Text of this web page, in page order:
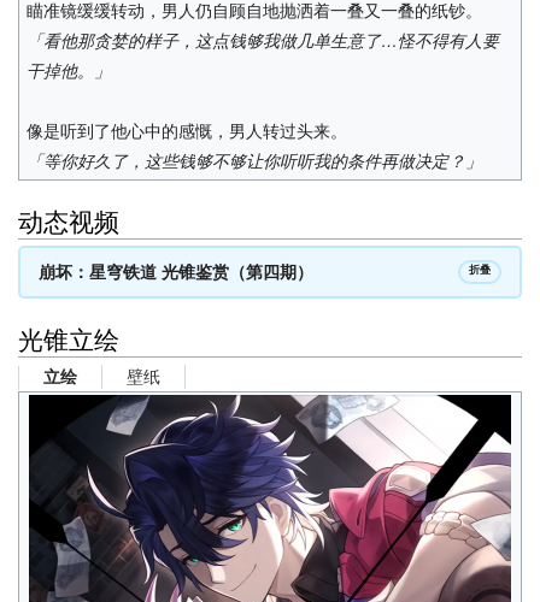
瞄准镜缓缓转动，男人仍自顾自地抛洒着一叠又一叠的纸钞。
「看他那贪婪的样子，这点钱够我做几单生意了…怪不得有人要
干掉他。」
像是听到了他心中的感慨，男人转过头来。
「等你好久了，这些钱够不够让你听听我的条件再做决定？」
动态视频
崩坏：星穹铁道 光锥鉴赏（第四期） 折叠
光锥立绘
立绘 壁纸